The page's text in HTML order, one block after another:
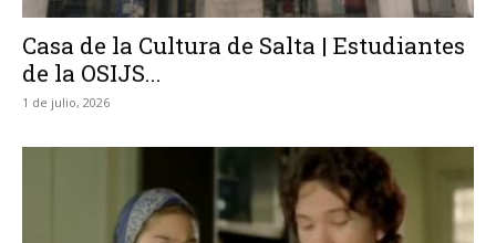
Casa de la Cultura de Salta | Estudiantes
de la OSIJS...
1 de julio, 2026